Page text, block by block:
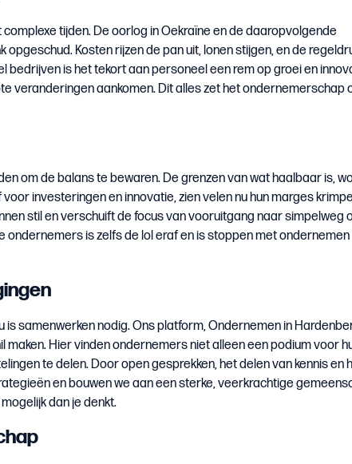
tijden. De oorlog in Oekraïne en de daaropvolgende
Kosten rijzen de pan uit, lonen stijgen, en de
bedrijven is het tekort aan personeel een rem op groei en
veranderingen aankomen. Dit alles zet het ondernemerschap
om de balans te bewaren. De grenzen van wat haalbaar is,
investeringen en innovatie, zien velen nu hun marges
stil en verschuift de focus van vooruitgang naar simpelweg
ondernemers is zelfs de lol eraf en is stoppen met
is samenwerken nodig. Ons platform, Ondernemen in
maken. Hier vinden ondernemers niet alleen een podium voor
te delen. Door open gesprekken, het delen van kennis en
en bouwen we aan een sterke, veerkrachtige
dan je denkt.